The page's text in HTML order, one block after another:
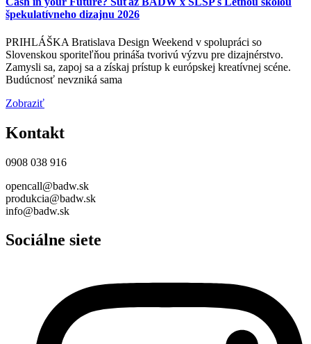
špekulatívneho dizajnu 2026
PRIHLÁŠKA Bratislava Design Weekend v spolupráci so
Slovenskou sporiteľňou prináša tvorivú výzvu pre dizajnérstvo.
Zamysli sa, zapoj sa a získaj prístup k európskej kreatívnej scéne.
Budúcnosť nevzniká sama
Zobraziť
Kontakt
0908 038 916
opencall@badw.sk
produkcia@badw.sk
info@badw.sk
Sociálne siete